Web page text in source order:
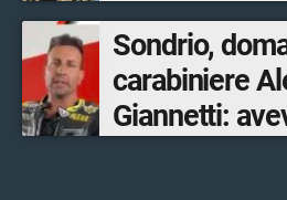
Sondrio,
carabiniere
Giannetti: